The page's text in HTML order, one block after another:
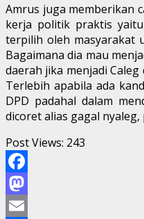
Amrus juga memberikan
kerja politik praktis
terpilih oleh masyarakat
Bagaimana dia mau
daerah jika menjadi
Terlebih apabila ada
DPD padahal dalam
dicoret alias gagal nyaleg,
Post Views: 243
Facebook
Mastodon